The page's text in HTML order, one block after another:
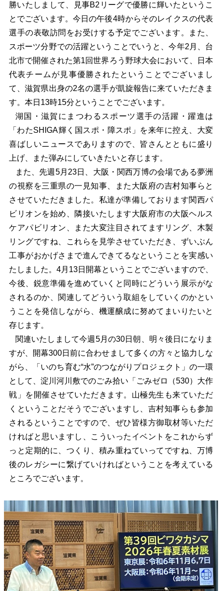
勝いたしまして、見事B2リーグで優勝に輝いたというこ
とでございます。今日の午後4時からそのレイクスの代表
選手の表敬訪問をお受けする予定でございます。また、
スポーツ分野での活躍ということでいうと、今年2月、台
北市で開催された第1回世界ろう野球大会において、日本
代表チームが見事優勝されたということでございまし
て、滋賀県出身の2名の選手が凱旋報告に来ていただきま
す。本日13時15分ということでございます。
湖国・滋賀にまつわるスポーツ選手の活躍・躍進は
「わたSHIGA輝く国スポ・障スポ」を来年に控え、大変
喜ばしいニュースでありますので、皆さんとともに盛り
上げ、また弾みにしていきたいと存じます。
また、先週5月23日、大阪・関西万博の会場である夢洲
の視察を三重県の一見知事、また大阪府の吉村知事らと
させていただきました。私達が準備しております関西パ
ビリオンを始め、隣接いたします大阪府市の大阪ヘルス
ケアパビリオン、また大変注目されてますリング、木製
リングですね、これらを見学させていただき、ずいぶん
工事がおかげさまで進んできてるなということを実感い
たしました。4月13日開幕ということでございますので、
今後、鋭意準備を進めていくと同時にどういう展示がな
されるのか、関連してどういう取組をしていくのかとい
うことを発信しながら、機運醸成に努めてまいりたいと
存じます。
関連いたしまして今週5月の30日朝、明々後日になりま
すが、開幕300日前に合わせまして多くの方々と協力しな
がら、「いのち育む“水”のつながりプロジェクト」の一環
として、淀川河川敷でのごみ拾い「ごみゼロ（530）大作
戦」を開催させていただきます。山極先生も来ていただ
くということだそうでございますし、吉村知事らも参加
されるということですので、ぜひ皆様方御取材等いただ
ければと思いますし、こういったイベントをこれからず
っと定期的に、つくり、積み重ねていってですね、万博
後のレガシーに繋げていければということを考えている
ところでございます。